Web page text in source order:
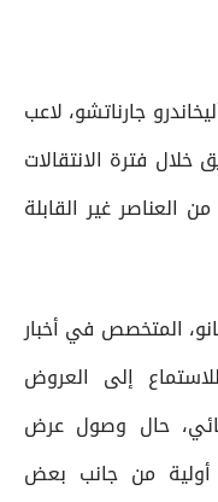
جارناتشو، لاعب
فترة الانتقالات
العناصر غير القابلة
المتخصص في أخبار
إلى العروض
حال وصول عرض
أولية من جانب بعض